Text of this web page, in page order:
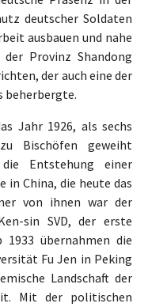
deutscher Soldaten
ausbauen und nahe
Provinz Shandong
der auch eine der
beherbergte.
Jahr 1926, als sechs
Bischöfen geweiht
Entstehung einer
in China, die heute das
von ihnen war der
sin SVD, der erste
1933 übernahmen die
Fu Jen in Peking
Landschaft der
Mit der politischen